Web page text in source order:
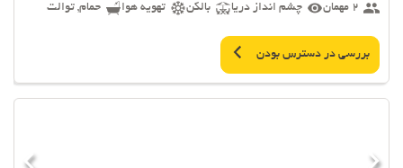
2 مهمان
چشم انداز دریا بالکن تهویه هوا حمام, توالت
بررسی در دسترس بودن